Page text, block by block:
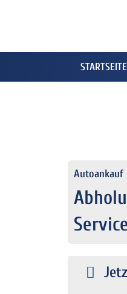
STARTSEITE
Autoankauf